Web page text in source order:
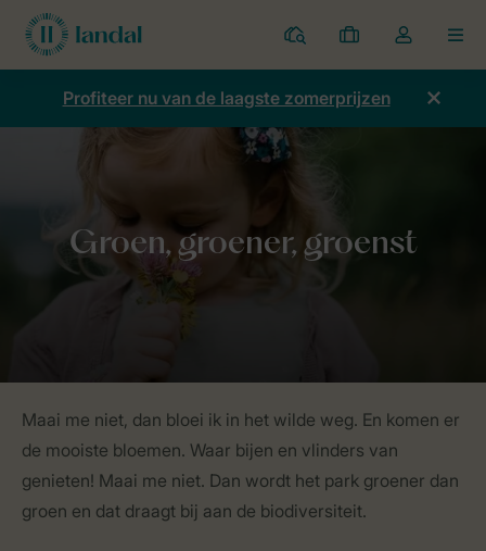
Parken
Mijn
boekingen
Open
de
dropdown
Profiteer nu van de laagste zomerprijzen
Maai me niet, dan bloei ik in het wilde weg. En komen er
de mooiste bloemen. Waar bijen en vlinders van
genieten! Maai me niet. Dan wordt het park groener dan
groen en dat draagt bij aan de biodiversiteit.